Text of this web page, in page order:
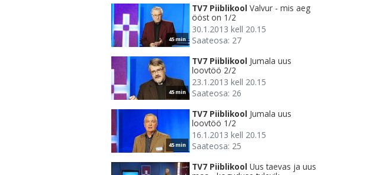
45 min
TV7 Piiblikool Valvur - mis aeg
ööst on 1/2
30.1.2013 kell 20.15
Saateosa: 27
45 min
TV7 Piiblikool Jumala uus
loovtöö 2/2
23.1.2013 kell 20.15
Saateosa: 26
45 min
TV7 Piiblikool Jumala uus
loovtöö 1/2
16.1.2013 kell 20.15
Saateosa: 25
TV7 Piiblikool Uus taevas ja uus